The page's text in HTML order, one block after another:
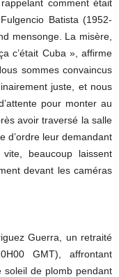
comment était
Batista (1952-
mensonge. La misère,
c’était Cuba », affirme
sommes convaincus
juste, et nous
pour monter au
avoir traversé la salle
d’ordre leur demandant
beaucoup laissent
devant les caméras
Guerra, un retraité
GMT), affrontant
soleil de plomb pendant